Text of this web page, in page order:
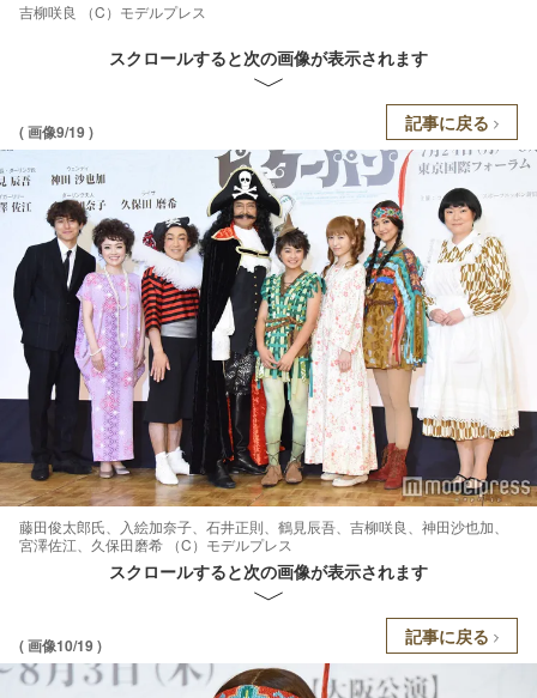
吉柳咲良 （C）モデルプレス
スクロールすると次の画像が表示されます
( 画像9/19 ) 記事に戻る
藤田俊太郎氏、入絵加奈子、石井正則、鶴見辰吾、吉柳咲良、神田沙也加、
宮澤佐江、久保田磨希 （C）モデルプレス
スクロールすると次の画像が表示されます
( 画像10/19 ) 記事に戻る